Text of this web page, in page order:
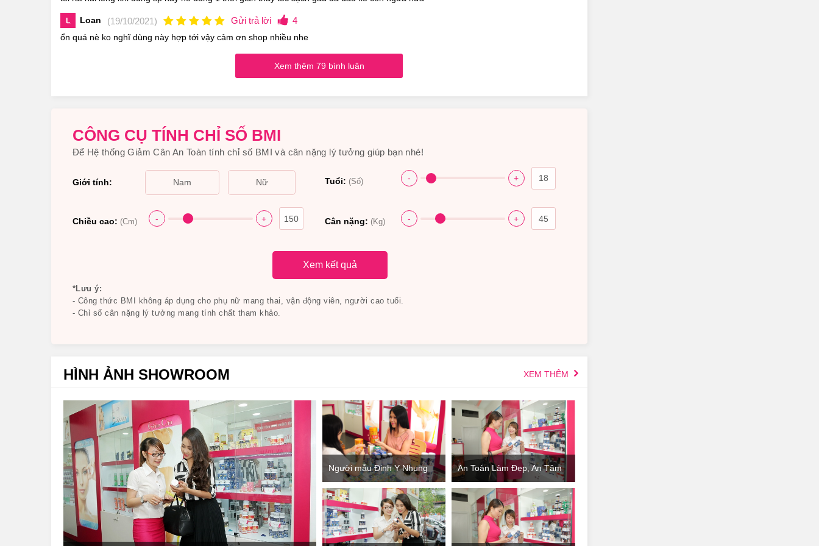
Sản phẩm ngăn ngừa rụng tóc nên dòng sản phẩm này giúp người dùng hoàn toàn an tâm
Hãng sản xuất: RevitaLash
Dung tích: 250ml
Thành phần chủ yếu của Dầu Gội Trị Rụng Tóc RevitaLash Thickening Shampoo
Thành phần chính:Flax Protein; Dầu hạt Jojoba, ngoài ra, vitamin và khoáng chất trong dầu có thể giúp nuôi dưỡng;
và cải thiện sức khỏe da đầu, giúp mái tóc óng mượt tự nhiên. Nhân sâm, Willow Bark,…
L Loan (19/10/2021) Gửi trả lời 4
ổn quá nè ko nghĩ dùng này hợp tới vậy cảm ơn shop nhiều nhe
Xem thêm 79 bình luân
CÔNG CỤ TÍNH CHỈ SỐ BMI
Để Hệ thống Giảm Cân An Toàn tính chỉ số BMI và cân nặng lý tưởng giúp bạn nhé!
Giới tính: Nam Nữ Tuổi: (Số) - +
Chiều cao: (Cm) - + Cân nặng: (Kg) - +
Xem kết quả
*Lưu ý:
- Công thức BMI không áp dụng cho phụ nữ mang thai, vận động viên, người cao tuổi.
- Chỉ số cân nặng lý tưởng mang tính chất tham khảo.
HÌNH ẢNH SHOWROOM XEM THÊM
Người mẫu Đinh Y Nhung
đang tìm hiểu thông tin sản
phẩm tại Showroom Giảm
An Toàn Làm Đẹp, An Tâm
Mua Sắm